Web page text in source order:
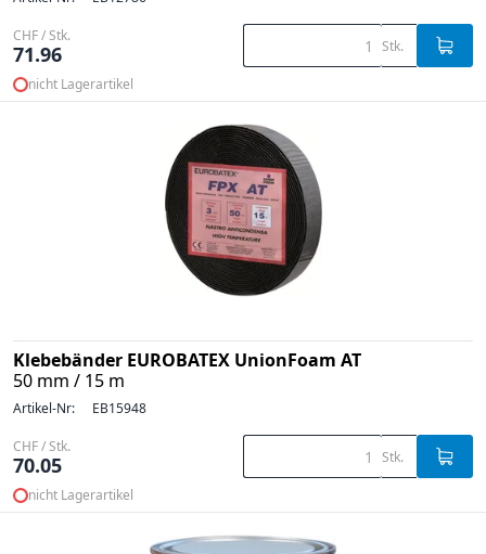
CHF / Stk.
71.96 Stk.
nicht Lagerartikel
Klebebänder EUROBATEX UnionFoam AT
50 mm / 15 m
Artikel-Nr: EB15948
CHF / Stk.
70.05 Stk.
nicht Lagerartikel